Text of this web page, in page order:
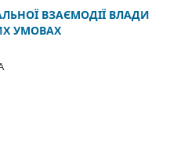
ВЗАЄМОДІЇ ВЛАДИ
УМОВАХ